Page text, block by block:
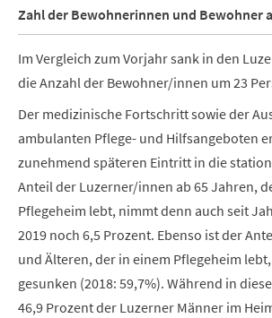
Zahl der Bewohnerinnen und Bewohner
Im Vergleich zum Vorjahr sank in den
die Anzahl der Bewohner/innen um 23
Der medizinische Fortschritt sowie der
ambulanten Pflege- und Hilfsangeboten
zunehmend späteren Eintritt in die
Anteil der Luzerner/innen ab 65 Jahren,
Pflegeheim lebt, nimmt denn auch seit
2019 noch 6,5 Prozent. Ebenso ist der
und Älteren, der in einem Pflegeheim
gesunken (2018: 59,7%). Während in
46,9 Prozent der Luzerner Männer im